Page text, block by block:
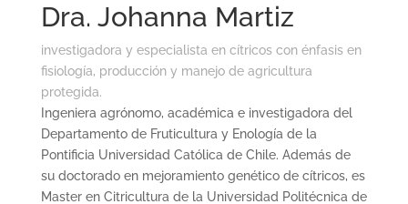
Dra. Johanna Martiz
investigadora y especialista en cítricos con énfasis en
fisiología, producción y manejo de agricultura
protegida.
Ingeniera agrónomo, académica e investigadora del
Departamento de Fruticultura y Enología de la
Pontificia Universidad Católica de Chile. Además de
su doctorado en mejoramiento genético de cítricos, es
Master en Citricultura de la Universidad Politécnica de